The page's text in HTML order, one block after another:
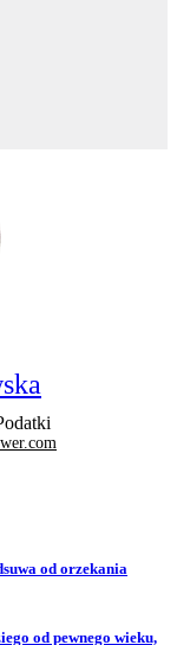
od orzekania
od pewnego wieku,